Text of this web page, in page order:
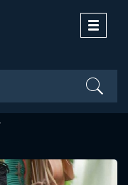
Toggle